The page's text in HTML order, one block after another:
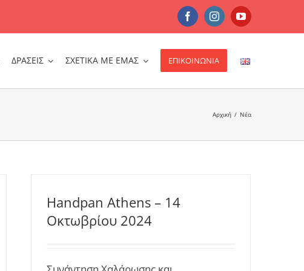
FacebookInstagramYouTube
ΔΡΑΣΕΙΣ ΣΧΕΤΙΚΑ ΜΕ ΕΜΑΣ ΕΠΙΚΟΙΝΩΝΙΑ
Αρχική / Νέα
Handpan Athens – 14
Οκτωβρίου 2024